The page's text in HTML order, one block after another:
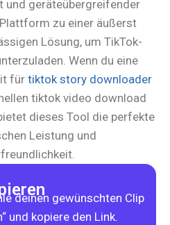
und geräteübergreifender
zu einer äußerst
Lösung, um TikTok-
Wenn du eine
für tiktok story downloader
tiktok video download
dieses Tool die perfekte
Leistung und
deinen gewünschten Clip
und kopiere den Link.